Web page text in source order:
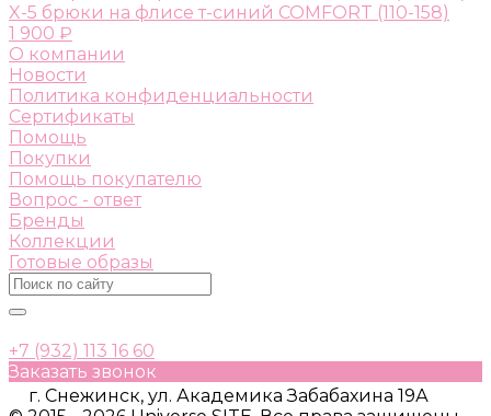
X-5 брюки на флисе т-синий COMFORT (110-158)
1 900 ₽
О компании
Новости
Политика конфиденциальности
Сертификаты
Помощь
Покупки
Помощь покупателю
Вопрос - ответ
Бренды
Коллекции
Готовые образы
+7 (932) 113 16 60
Заказать звонок
г. Снежинск, ул. Академика Забабахина 19А